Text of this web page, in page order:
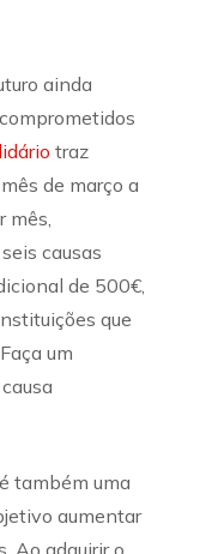
ainda
traz
de março a
mês,
causas
de 500€,
que
um
é também uma
aumentar
Ao adquirir o